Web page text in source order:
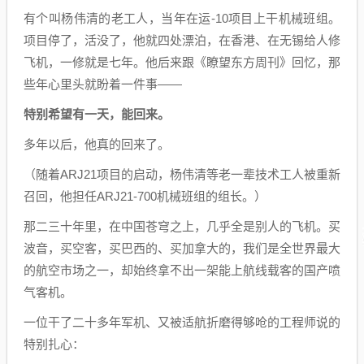
有个叫杨伟清的老工人，当年在运-10项目上干机械班组。
项目停了，活没了，他就四处漂泊，在香港、在无锡给人修
飞机，一修就是七年。他后来跟《瞭望东方周刊》回忆，那
些年心里头就盼着一件事——
特别希望有一天，能回来。
多年以后，他真的回来了。
（随着ARJ21项目的启动，杨伟清等老一辈技术工人被重新
召回，他担任ARJ21-700机械班组的组长。）
那二三十年里，在中国苍穹之上，几乎全是别人的飞机。买
波音，买空客，买巴西的、买加拿大的，我们是全世界最大
的航空市场之一，却始终拿不出一架能上航线载客的国产喷
气客机。
一位干了二十多年军机、又被适航折磨得够呛的工程师说的
特别扎心：